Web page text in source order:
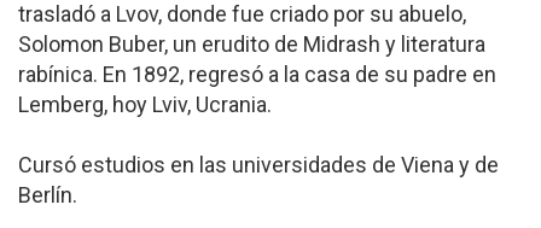
trasladó a Lvov, donde fue criado por su abuelo,
Solomon Buber, un erudito de Midrash y literatura
rabínica. En 1892, regresó a la casa de su padre en
Lemberg, hoy Lviv, Ucrania.
Cursó estudios en las universidades de Viena y de
Berlín.